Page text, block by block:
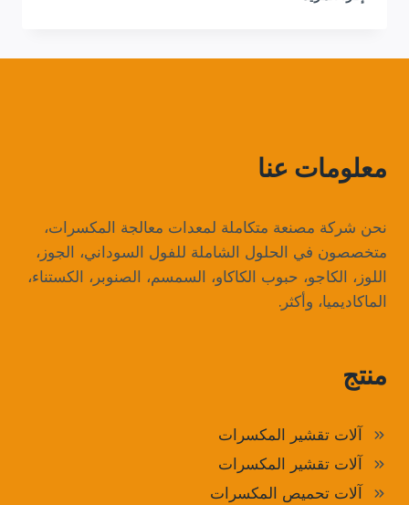
معلومات عنا
نحن شركة مصنعة متكاملة لمعدات معالجة المكسرات،
متخصصون في الحلول الشاملة للفول السوداني، الجوز،
اللوز، الكاجو، حبوب الكاكاو، السمسم، الصنوبر، الكستناء،
الماكاديميا، وأكثر.
منتج
آلات تقشير المكسرات
آلات تقشير المكسرات
آلات تحميص المكسرات